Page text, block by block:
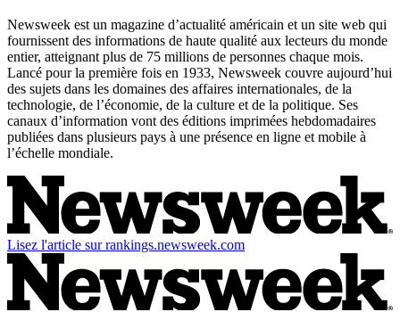
Newsweek est un magazine d’actualité américain et un site web qui
fournissent des informations de haute qualité aux lecteurs du monde
entier, atteignant plus de 75 millions de personnes chaque mois.
Lancé pour la première fois en 1933, Newsweek couvre aujourd’hui
des sujets dans les domaines des affaires internationales, de la
technologie, de l’économie, de la culture et de la politique. Ses
canaux d’information vont des éditions imprimées hebdomadaires
publiées dans plusieurs pays à une présence en ligne et mobile à
l’échelle mondiale.
Lisez l'article sur rankings.newsweek.com